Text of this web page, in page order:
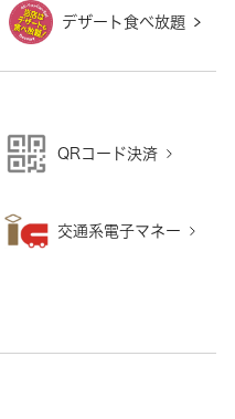
デザート食べ放題
QRコード決済
交通系電子マネー